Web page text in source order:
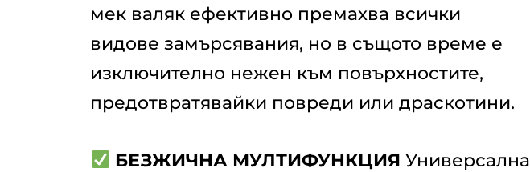
мек валяк ефективно премахва всички
видове замърсявания, но в същото време е
изключително нежен към повърхностите,
предотвратявайки повреди или драскотини.
БЕЗЖИЧНА МУЛТИФУНКЦИЯ Универсална